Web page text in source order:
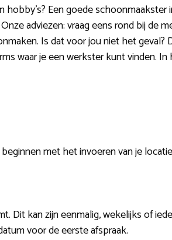
Een goede
adviezen: vraag eens rond bij de
Is dat voor jou niet het geval?
waar je een werkster kunt vinden.
met het invoeren van je
Dit kan zijn eenmalig, wekelijks of
voor de eerste afspraak.